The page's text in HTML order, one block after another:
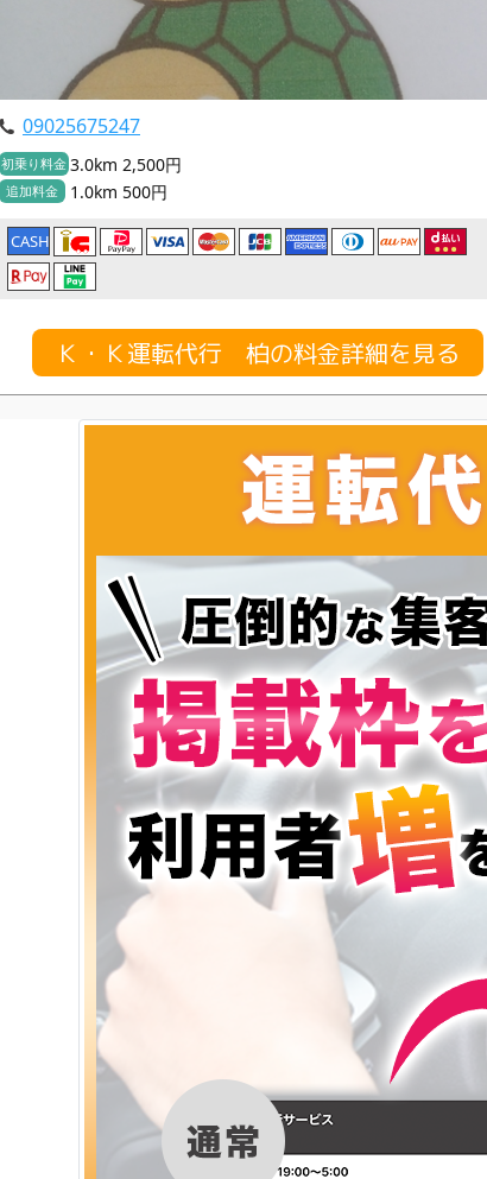
09025675247
初乗り料金 3.0km 2,500円
追加料金 1.0km 500円
CASH
Ｋ・Ｋ運転代行 柏の料金詳細を見る